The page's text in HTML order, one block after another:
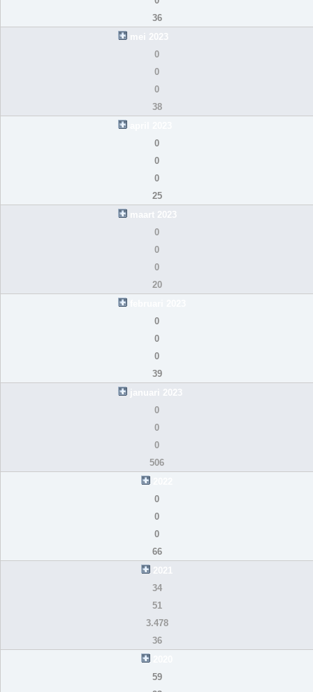
36
mei 2023
0
0
0
38
0
0
0
25
maart 2023
0
0
0
20
0
0
0
39
januari 2023
0
0
0
506
0
0
0
66
2021
34
51
3.478
36
59